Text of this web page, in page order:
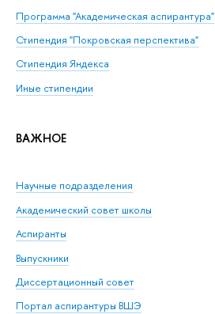
Программа "Академическая аспирантура"
Стипендия "Покровская перспектива"
Стипендия Яндекса
Иные стипендии
ВАЖНОЕ
Научные подразделения
Академический совет школы
Аспиранты
Выпускники
Диссертационный совет
Портал аспирантуры ВШЭ